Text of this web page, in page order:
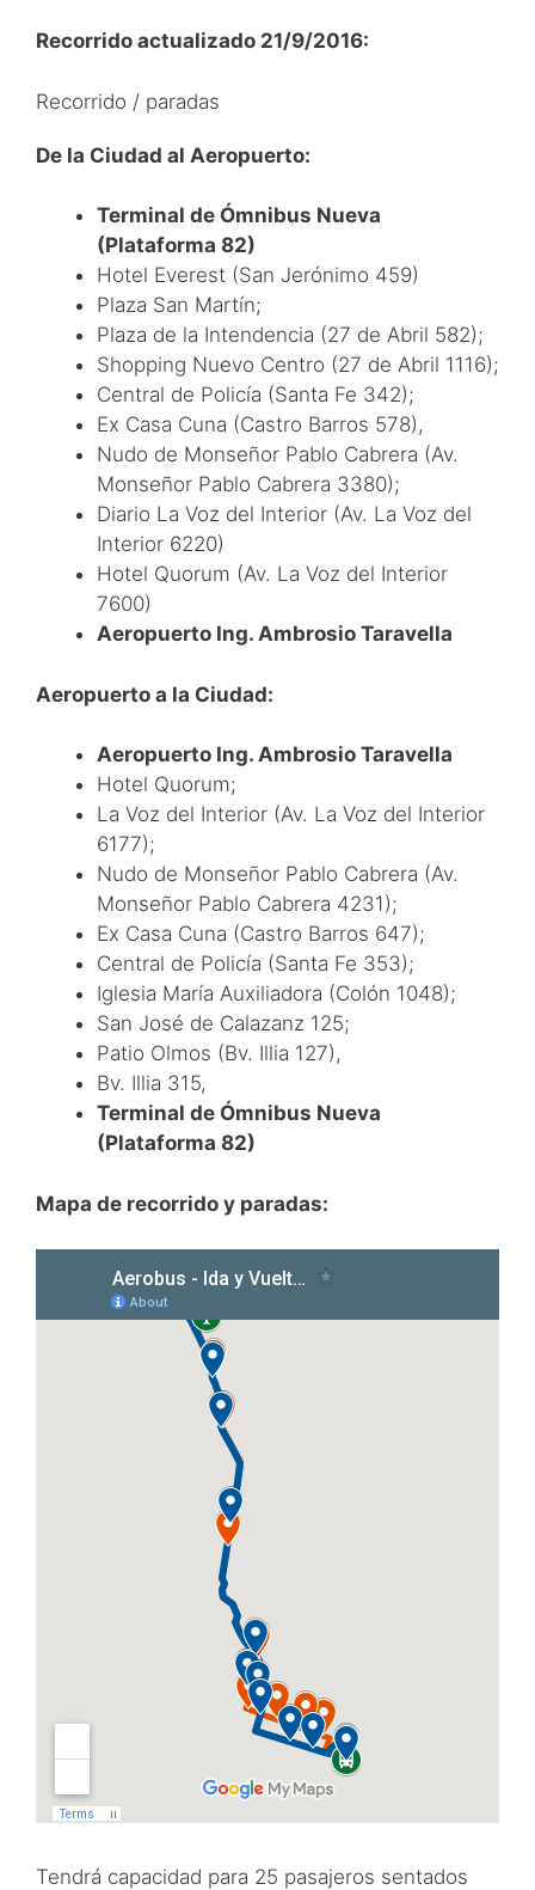
Recorrido actualizado 21/9/2016:
Recorrido / paradas
De la Ciudad al Aeropuerto:
Terminal de Ómnibus Nueva
(Plataforma 82)
Hotel Everest (San Jerónimo 459)
Plaza San Martín;
Plaza de la Intendencia (27 de Abril 582);
Shopping Nuevo Centro (27 de Abril 1116);
Central de Policía (Santa Fe 342);
Ex Casa Cuna (Castro Barros 578),
Nudo de Monseñor Pablo Cabrera (Av.
Monseñor Pablo Cabrera 3380);
Diario La Voz del Interior (Av. La Voz del
Interior 6220)
Hotel Quorum (Av. La Voz del Interior
7600)
Aeropuerto Ing. Ambrosio Taravella
Aeropuerto a la Ciudad:
Aeropuerto Ing. Ambrosio Taravella
Hotel Quorum;
La Voz del Interior (Av. La Voz del Interior
6177);
Nudo de Monseñor Pablo Cabrera (Av.
Monseñor Pablo Cabrera 4231);
Ex Casa Cuna (Castro Barros 647);
Central de Policía (Santa Fe 353);
Iglesia María Auxiliadora (Colón 1048);
San José de Calazanz 125;
Patio Olmos (Bv. Illia 127),
Bv. Illia 315,
Terminal de Ómnibus Nueva
(Plataforma 82)
Mapa de recorrido y paradas:
Tendrá capacidad para 25 pasajeros sentados